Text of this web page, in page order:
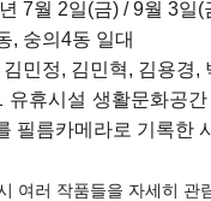
7월 2일(금) / 9월 3일(
, 숭의4동 일대
민정, 김민혁, 김용경,
시설 생활문화공간
필름카메라로 기록한
여러 작품들을 자세히 관